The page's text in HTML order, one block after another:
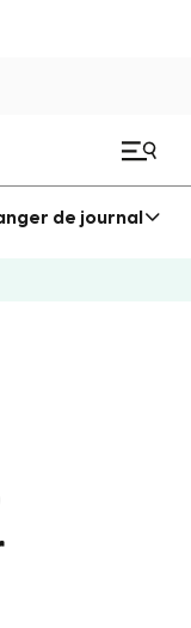
de journal